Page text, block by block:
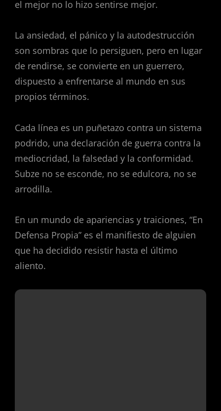
el mejor no lo hizo sentirse mejor.
La ansiedad, el pánico y la autodestrucción
son sombras que lo persiguen, pero en lugar
de rendirse, se convierte en un guerrero,
dispuesto a enfrentarse al mundo en sus
propios términos.
Cada línea es un puñetazo contra un sistema
podrido, una declaración de guerra contra la
mediocridad, la falsedad y la conformidad.
Subze no se esconde, no se edulcora, no se
arrodilla.
En un mundo de apariencias y traiciones, “En
Defensa Propia” es el manifiesto de alguien
que ha decidido resistir hasta el último
aliento.